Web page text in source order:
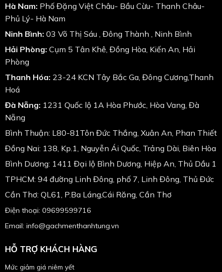
Hà Nam: Phố Đặng Việt Châu- Bầu Cừu- Thanh Châu-
Phủ Lý- Hà Nam
Ninh Bình: 03 Võ Thị Sáu , Đông Thành , Ninh Bình
Hải Phòng: Cụm 5 Tân Khê, Đồng Hòa, Kiến An, Hải
Phòng
Thanh Hóa: 23-24 KCN Tây Bắc Ga, Đông Cương,Thanh
Hoá
Đà Nẵng: 1231 Quốc lộ 1A Hòa Phước, Hòa Vang, Đà
Nẵng
Bình Thuận: L80-81Tôn Đức Thắng, Xuân An, Phan Thiết
Đồng Nai: 138, Kp.1, Nguyễn Ái Quốc, Trảng Dài, Biên Hòa
Bình Dương: 1411 Đại lộ Bình Dương, Hiệp An, Thủ Dầu 1
TPHCM: 94 đường Linh Đông, phố 7, Linh Đông, Thủ Đức
Cần Thơ: QL61, P.Ba Láng,Cái Răng, Cần Thơ
Điện thoại: 09699599716
Email: info@gachmenthanhtung.vn
HỖ TRỢ KHÁCH HÀNG
Mức giảm giá niêm yết